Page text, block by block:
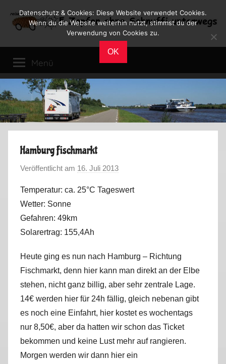
Inhalt
Reiseblog
Leben
im
Wohnmobil
Menü
Hamburg Fischmarkt
Veröffentlicht am 16. Juli 2013
n
u
s
Temperatur: ca. 25°C Tageswert
Wetter: Sonne
Gefahren: 49km
Solarertrag: 155,4Ah
Heute ging es nun nach Hamburg – Richtung
Fischmarkt, denn hier kann man direkt an der Elbe
stehen, nicht ganz billig, aber sehr zentrale Lage.
14€ werden hier für 24h fällig, gleich nebenan gibt
es noch eine Einfahrt, hier kostet es wochentags
nur 8,50€, aber da hatten wir schon das Ticket
bekommen und keine Lust mehr auf rangieren.
Morgen werden wir dann hier ein
Datenschutz & Cookies: Diese Website verwendet Cookies.
Wenn du die Website weiterhin nutzt, stimmst du der
Verwendung von Cookies zu.
OK